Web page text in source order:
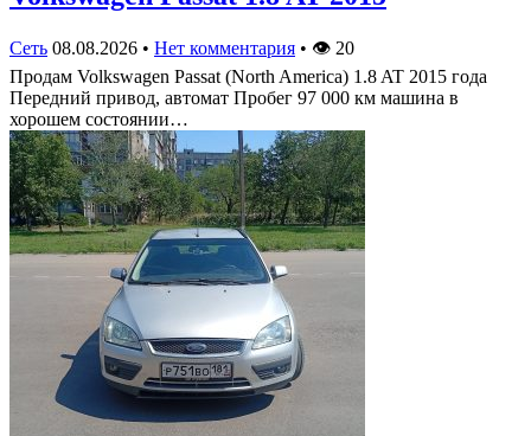
Сеть 08.08.2026 • Нет комментария • 👁 20
Продам Volkswagen Passat (North America) 1.8 AT 2015 года
Передний привод, автомат Пробег 97 000 км машина в
хорошем состоянии…